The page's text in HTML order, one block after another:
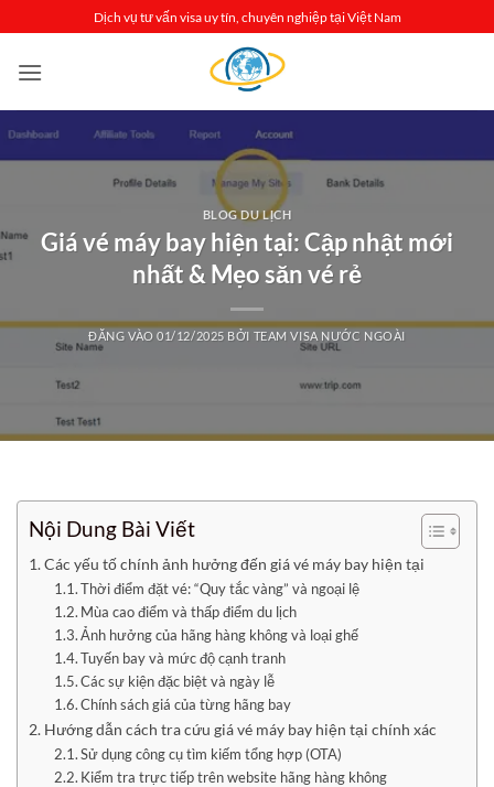
qua
nội
Dịch vụ tư vấn visa uy tín, chuyên nghiệp tại Việt Nam
BLOG DU LỊCH
Giá vé máy bay hiện tại: Cập nhật mới
nhất & Mẹo săn vé rẻ
ĐĂNG VÀO01/12/2025 BỞI TEAM VISA NƯỚC NGOÀI
Nội Dung Bài Viết
Các yếu tố chính ảnh hưởng đến giá vé máy bay hiện tại
Thời điểm đặt vé: “Quy tắc vàng” và ngoại lệ
Mùa cao điểm và thấp điểm du lịch
Ảnh hưởng của hãng hàng không và loại ghế
Tuyến bay và mức độ cạnh tranh
Các sự kiện đặc biệt và ngày lễ
Chính sách giá của từng hãng bay
Hướng dẫn cách tra cứu giá vé máy bay hiện tại chính xác
Sử dụng công cụ tìm kiếm tổng hợp (OTA)
Kiểm tra trực tiếp trên website hãng hàng không